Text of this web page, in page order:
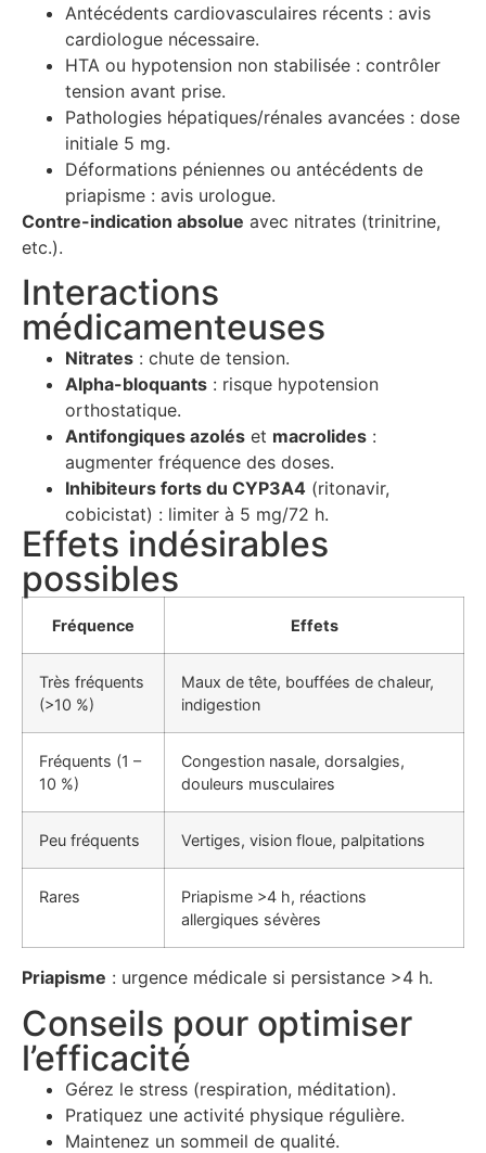
Antécédents cardiovasculaires récents : avis
cardiologue nécessaire.
HTA ou hypotension non stabilisée : contrôler
tension avant prise.
Pathologies hépatiques/rénales avancées : dose
initiale 5 mg.
Déformations péniennes ou antécédents de
priapisme : avis urologue.
Contre-indication absolue avec nitrates (trinitrine,
etc.).
Interactions
médicamenteuses
Nitrates : chute de tension.
Alpha-bloquants : risque hypotension
orthostatique.
Antifongiques azolés et macrolides :
augmenter fréquence des doses.
Inhibiteurs forts du CYP3A4 (ritonavir,
cobicistat) : limiter à 5 mg/72 h.
Effets indésirables
possibles
Fréquence Effets
Très fréquents
(>10 %)
Maux de tête, bouffées de chaleur,
indigestion
Fréquents (1 –
10 %)
Congestion nasale, dorsalgies,
douleurs musculaires
Peu fréquents Vertiges, vision floue, palpitations
Rares
Priapisme >4 h, réactions
allergiques sévères
Priapisme : urgence médicale si persistance >4 h.
Conseils pour optimiser
l’efficacité
Gérez le stress (respiration, méditation).
Pratiquez une activité physique régulière.
Maintenez un sommeil de qualité.